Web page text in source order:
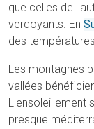
que celles de
verdoyants. En
des
Les montagnes
vallées
L'ensoleillement
presque